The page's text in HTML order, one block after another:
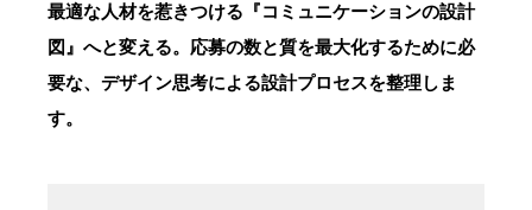
最適な人材を惹きつける『コミュニケーションの設計
図』へと変える。応募の数と質を最大化するために必
要な、デザイン思考による設計プロセスを整理しま
す。